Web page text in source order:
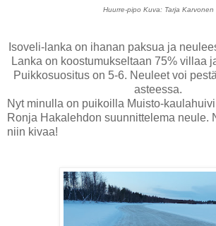
Huurre-pipo Kuva: Tarja Karvonen
Isoveli-lanka on ihanan paksua ja
Lanka on koostumukseltaan 75% villaa
Puikkosuositus on 5-6. Neuleet voi
asteessa.
Nyt minulla on puikoilla Muisto-
Ronja Hakalehdon suunnittelema neule.
niin kivaa!